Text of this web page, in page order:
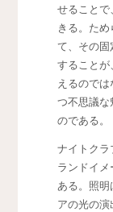
せることで
きる。た
て、その固
することが
えるので
つ不思議な
のである。
ナイトクラ
ランドイ
ある。照明
アの光の